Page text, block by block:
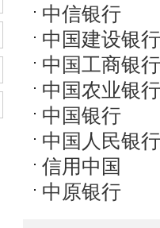
中信银行
中国建设银行
中国工商银行
中国农业银行
中国银行
中国人民银行
信用中国
中原银行